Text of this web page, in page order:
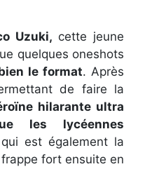
Uzuki, cette jeune
quelques oneshots
le format. Après
de faire la
hilarante ultra
les lycéennes
qui est également la
fort ensuite en